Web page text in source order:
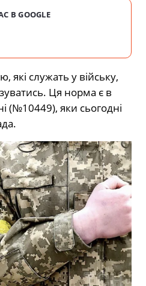
В GOOGLE
які служать у війську,
Ця норма є в
(№10449), яки сьогодні